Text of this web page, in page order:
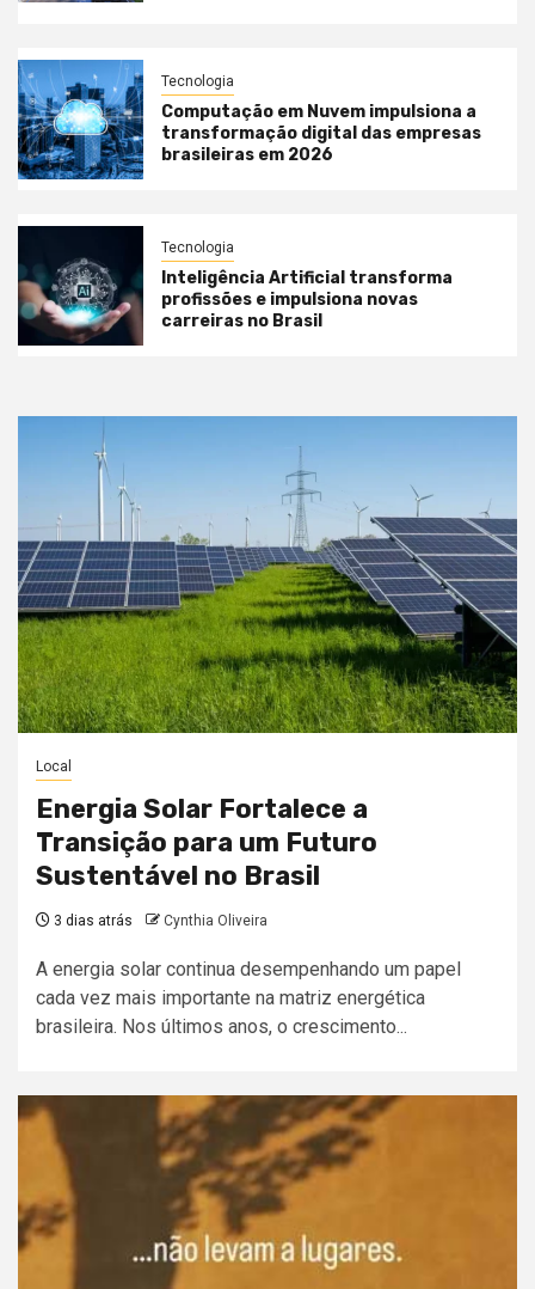
Tecnologia
Computação em Nuvem impulsiona a
transformação digital das empresas
brasileiras em 2026
Tecnologia
Inteligência Artificial transforma
profissões e impulsiona novas
carreiras no Brasil
Local
Energia Solar Fortalece a
Transição para um Futuro
Sustentável no Brasil
3 dias atrás Cynthia Oliveira
A energia solar continua desempenhando um papel
cada vez mais importante na matriz energética
brasileira. Nos últimos anos, o crescimento...